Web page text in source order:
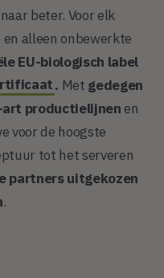
beter. Voor elk
alleen onbewerkte
EU-biologisch label
​​​​​​​. Met gedegen
productielijnenen
voor de hoogste
tot het serveren
partners uitgekozen
.